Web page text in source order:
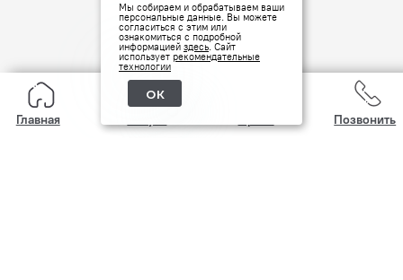
Главная Позвонить
Мы собираем и обрабатываем ваши
персональные данные. Вы можете
согласиться с этим или
ознакомиться с подробной
информацией здесь. Сайт
использует рекомендательные
технологии
ок